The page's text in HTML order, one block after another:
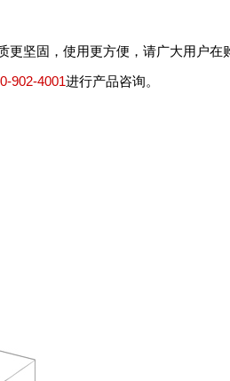
坚固，使用更方便，请广大用户在
902-4001进行产品咨询。